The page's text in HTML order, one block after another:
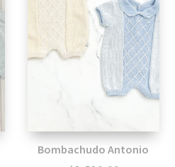
Bombachudo Antonio